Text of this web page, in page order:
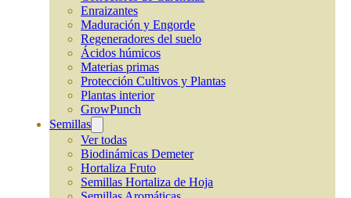
Enraizantes
Maduración y Engorde
Regeneradores del suelo
Ácidos húmicos
Materias primas
Protección Cultivos y Plantas
Plantas interior
GrowPunch
Semillas
Ver todas
Biodinámicas Demeter
Hortaliza Fruto
Semillas Hortaliza de Hoja